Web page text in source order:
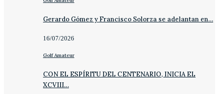
Gerardo Gómez y Francisco Solorza se adelantan en…
16/07/2026
Golf Amateur
CON EL ESPÍRITU DEL CENTENARIO, INICIA EL
XCVIII…